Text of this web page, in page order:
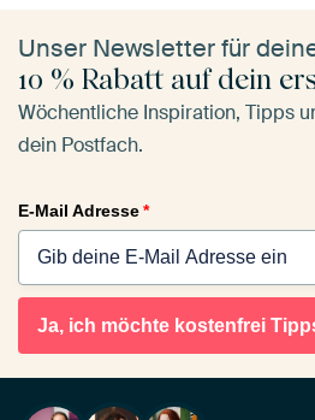
Unser Newsletter für
10 % Rabatt auf dein
Wöchentliche Inspiration, Tipps
dein Postfach.
E-Mail Adresse*
Ja, ich möchte kostenfrei